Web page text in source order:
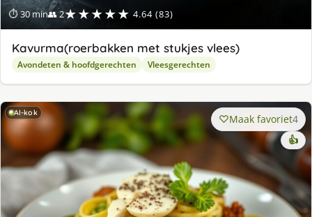
⏱ 30 min👥 2★★★★★ 4.64 (83)
Kavurma(roerbakken met stukjes vlees)
Avondeten & hoofdgerechten Vleesgerechten
AI-kok Maak favoriet4
👍